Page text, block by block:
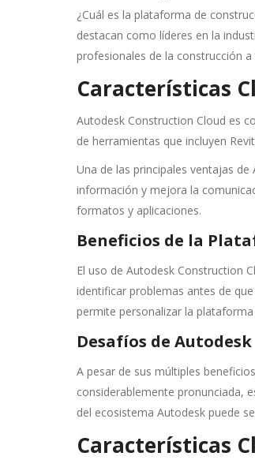
¿Cuál es la plataforma de
destacan como líderes en la
profesionales de la construcción
Características
Autodesk Construction Cloud es
de herramientas que incluyen
Una de las principales ventajas
información y mejora la
formatos y aplicaciones.
Beneficios de la
El uso de Autodesk Construction
identificar problemas antes de
permite personalizar la
Desafíos de Autodesk
A pesar de sus múltiples
considerablemente pronunciada,
del ecosistema Autodesk puede
Características